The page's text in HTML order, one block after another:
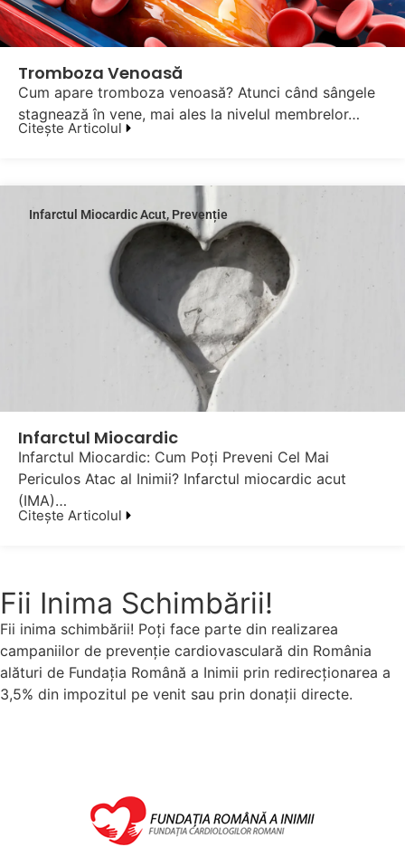
Tromboza Venoasă
Cum apare tromboza venoasă? Atunci când sângele
stagnează în vene, mai ales la nivelul membrelor…
Citește Articolul
Infarctul Miocardic Acut, Prevenție
Infarctul Miocardic
Infarctul Miocardic: Cum Poți Preveni Cel Mai
Periculos Atac al Inimii? Infarctul miocardic acut
(IMA)…
Citește Articolul
Fii Inima Schimbării!
Fii inima schimbării! Poți face parte din realizarea
campaniilor de prevenție cardiovasculară din România
alături de Fundația Română a Inimii prin redirecționarea a
3,5% din impozitul pe venit sau prin donații directe.